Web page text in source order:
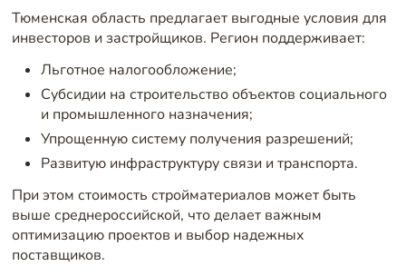
Тюменская область предлагает выгодные условия для
инвесторов и застройщиков. Регион поддерживает:
Льготное налогообложение;
Субсидии на строительство объектов социального
и промышленного назначения;
Упрощенную систему получения разрешений;
Развитую инфраструктуру связи и транспорта.
При этом стоимость стройматериалов может быть
выше среднероссийской, что делает важным
оптимизацию проектов и выбор надежных
поставщиков.